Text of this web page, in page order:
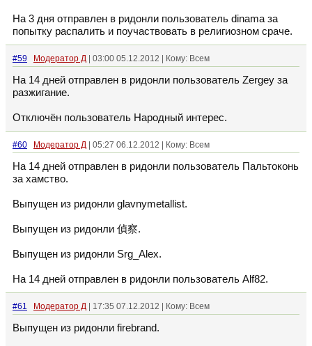
На 3 дня отправлен в ридонли пользователь dinama за
попытку распалить и поучаствовать в религиозном сраче.
#59 Модератор Д | 03:00 05.12.2012 | Кому: Всем
На 14 дней отправлен в ридонли пользователь Zergey за
разжигание.
Отключён пользователь Народный интерес.
#60 Модератор Д | 05:27 06.12.2012 | Кому: Всем
На 14 дней отправлен в ридонли пользователь Пальтоконь
за хамство.
Выпущен из ридонли glavnymetallist.
Выпущен из ридонли 偵察.
Выпущен из ридонли Srg_Alex.
На 14 дней отправлен в ридонли пользователь Alf82.
#61 Модератор Д | 17:35 07.12.2012 | Кому: Всем
Выпущен из ридонли firebrand.